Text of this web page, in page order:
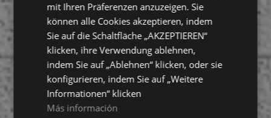
mit Ihren Präferenzen anzuzeigen. Sie
können alle Cookies akzeptieren, indem
Sie auf die Schaltfläche „AKZEPTIEREN“
klicken, ihre Verwendung ablehnen,
indem Sie auf „Ablehnen“ klicken, oder sie
konfigurieren, indem Sie auf „Weitere
Informationen“ klicken
Más información